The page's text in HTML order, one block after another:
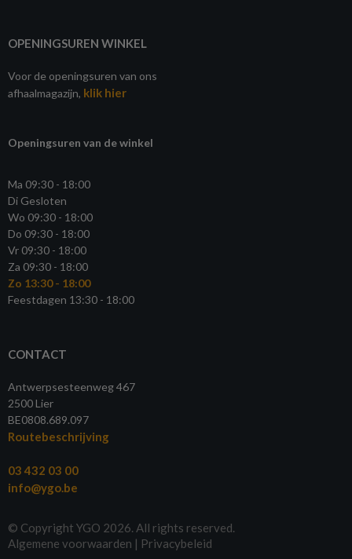
OPENINGSUREN WINKEL
Voor de openingsuren van ons
afhaalmagazijn, klik hier
Openingsuren van de winkel
Ma 09:30 - 18:00
Di Gesloten
Wo 09:30 - 18:00
Do 09:30 - 18:00
Vr 09:30 - 18:00
Za 09:30 - 18:00
Zo 13:30 - 18:00
Feestdagen 13:30 - 18:00
CONTACT
Antwerpsesteenweg 467
2500 Lier
BE0808.689.097
Routebeschrijving
03 432 03 00
info@ygo.be
© Copyright YGO 2026. All rights reserved.
Algemene voorwaarden | Privacybeleid